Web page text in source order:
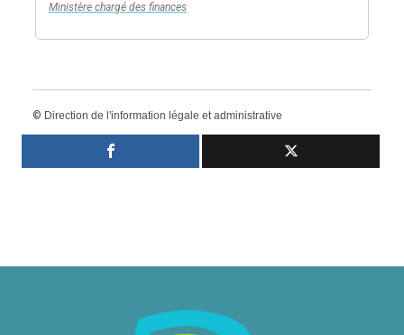
Ministère chargé des finances
© Direction de l'information légale et administrative